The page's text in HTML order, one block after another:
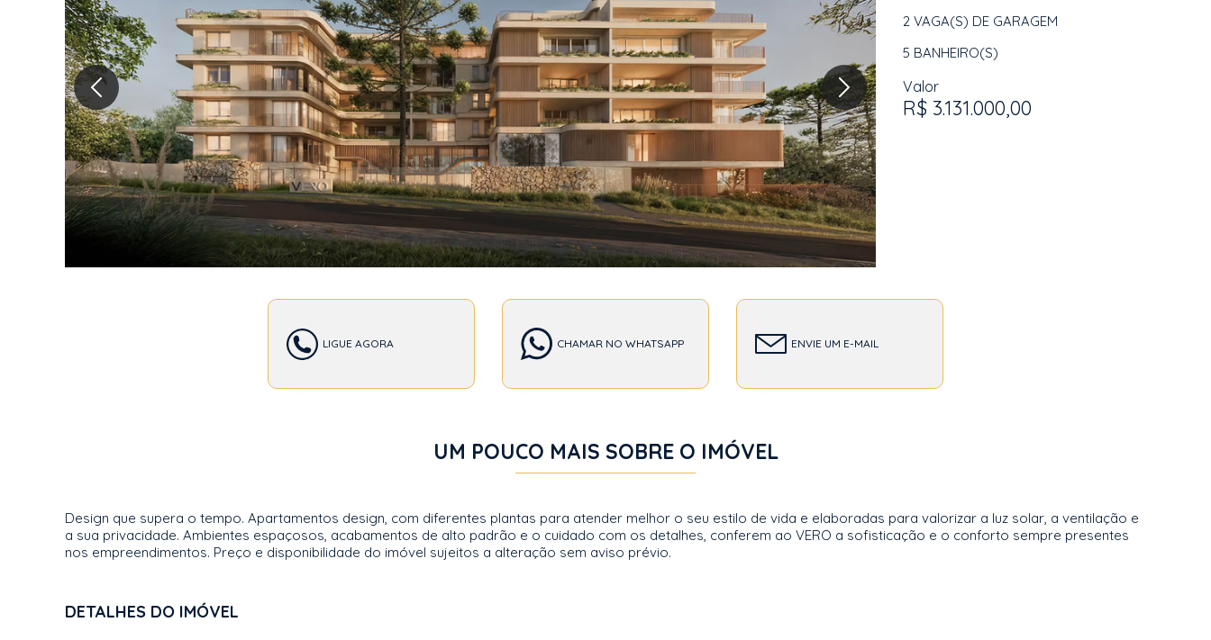
NEXT
2 VAGA(S) DE GARAGEM
5 BANHEIRO(S)
Valor
R$ 3.131.000,00
LIGUE AGORA CHAMAR NO WHATSAPP ENVIE UM E-MAIL
UM POUCO MAIS SOBRE O IMÓVEL
Design que supera o tempo. Apartamentos design, com diferentes plantas para atender melhor o seu estilo de vida e elaboradas para valorizar a luz solar, a ventilação e
a sua privacidade. Ambientes espaçosos, acabamentos de alto padrão e o cuidado com os detalhes, conferem ao VERO a sofisticação e o conforto sempre presentes
nos empreendimentos. Preço e disponibilidade do imóvel sujeitos a alteração sem aviso prévio.
DETALHES DO IMÓVEL